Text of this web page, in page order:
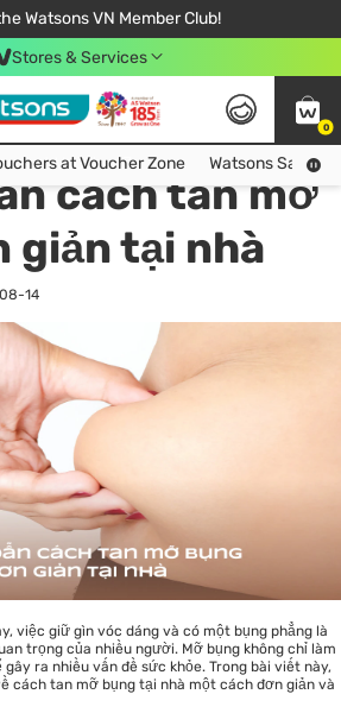
Watsons VN Member Club!
For Order From 249,000Đ
delivery in Hồ Chí Minh City
Stores & Services
0
Collect more hot vouchers at Voucher Zone
at Voucher Zone Watsons Safety
cách tan mỡ
giản tại nhà
14
việc giữ gìn vóc dáng và có một bụng phẳng là
trọng của nhiều người. Mỡ bụng không chỉ làm
ra nhiều vấn đề sức khỏe. Trong bài viết này,
cách tan mỡ bụng tại nhà một cách đơn giản và